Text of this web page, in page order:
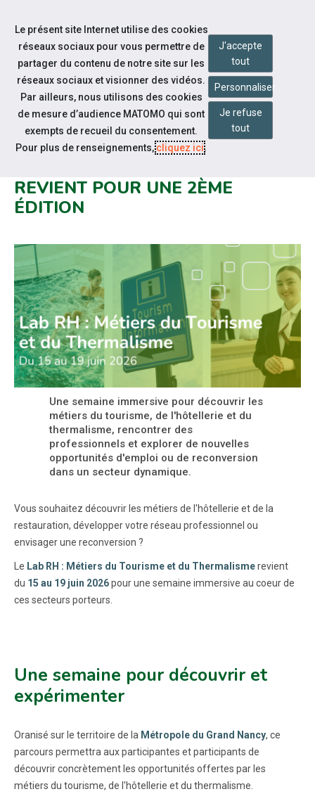
Aller au contenu
Notre actualité
LE LAB RH : MÉTIERS DU
REVIENT POUR UNE 2ÈME
ÉDITION
Une semaine immersive pour découvrir les
métiers du tourisme, de l'hôtellerie et du
thermalisme, rencontrer des
professionnels et explorer de nouvelles
opportunités d'emploi ou de reconversion
dans un secteur dynamique.
Vous souhaitez découvrir les métiers de l'hôtellerie et de la
restauration, développer votre réseau professionnel ou
envisager une reconversion ?
Le Lab RH : Métiers du Tourisme et du Thermalismerevient
du 15 au 19 juin 2026pour une semaine immersive au coeur de
ces secteurs porteurs.
Une semaine pour découvrir et
expérimenter
Oranisé sur le territoire de la Métropole du Grand Nancy, ce
parcours permettra aux participantes et participants de
découvrir concrètement les opportunités offertes par les
métiers du tourisme, de l'hôtellerie et du thermalisme.
Le présent site Internet utilise des cookies
réseaux sociaux pour vous permettre de
partager du contenu de notre site sur les
réseaux sociaux et visionner des vidéos.
Par ailleurs, nous utilisons des cookies
de mesure d’audience MATOMO qui sont
exempts de recueil du consentement.
Pour plus de renseignements,cliquez ici.
J'accepte
tout
Personnaliser
Je refuse
tout